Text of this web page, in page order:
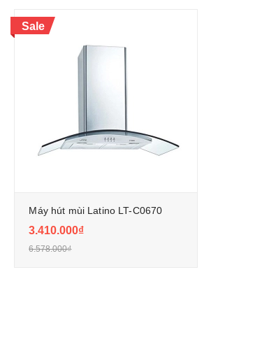
Sale
Máy hút mùi Latino LT-C0670
3.410.000₫
6.578.000₫